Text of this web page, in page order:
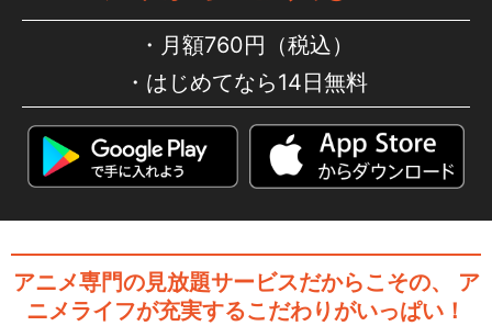
月額760円（税込）
はじめてなら14日無料
アニメ専門の見放題サービスだからこその、
ア
ニメライフが充実するこだわりがいっぱい！